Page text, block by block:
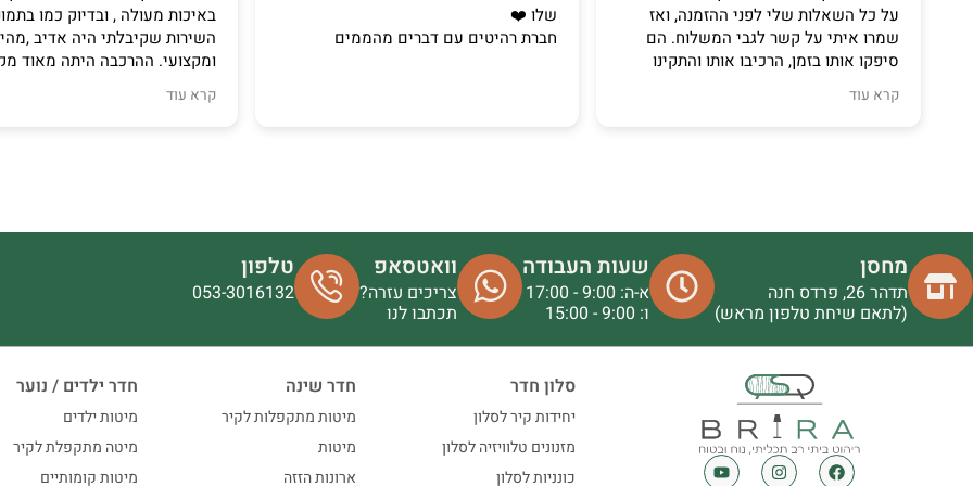
באיכות מעולה , ובדיוק כמו
השירות שקיבלתי היה אדיב
ומקצועי. ההרכבה היתה מאוד
מאוד מאוד!
קרא עוד
שלו ❤️
חברת רהיטים עם דברים מהממים
על כל השאלות שלי לפני ההזמנה, ואז
שמרו איתי על קשר לגבי המשלוח. הם
סיפקו אותו בזמן, הרכיבו אותו והתקינו
קרא עוד
מחסן
תדהר 26, פרדס חנה
(לתאם שיחת טלפון מראש)
שעות העבודה
א-ה: 9:00 - 17:00
ו: 9:00 - 15:00
וואטסאפ
צריכים עזרה?
תכתבו לנו
טלפון
053-3016132
סלון חדר
יחידות קיר לסלון
מזנונים טלוויזיה לסלון
כונניות לסלון
חדר שינה
מיטות מתקפלות לקיר
מיטות
ארונות הזזה
חדר ילדים / נוער
מיטות ילדים
מיטה מתקפלת לקיר
מיטות קומותיים